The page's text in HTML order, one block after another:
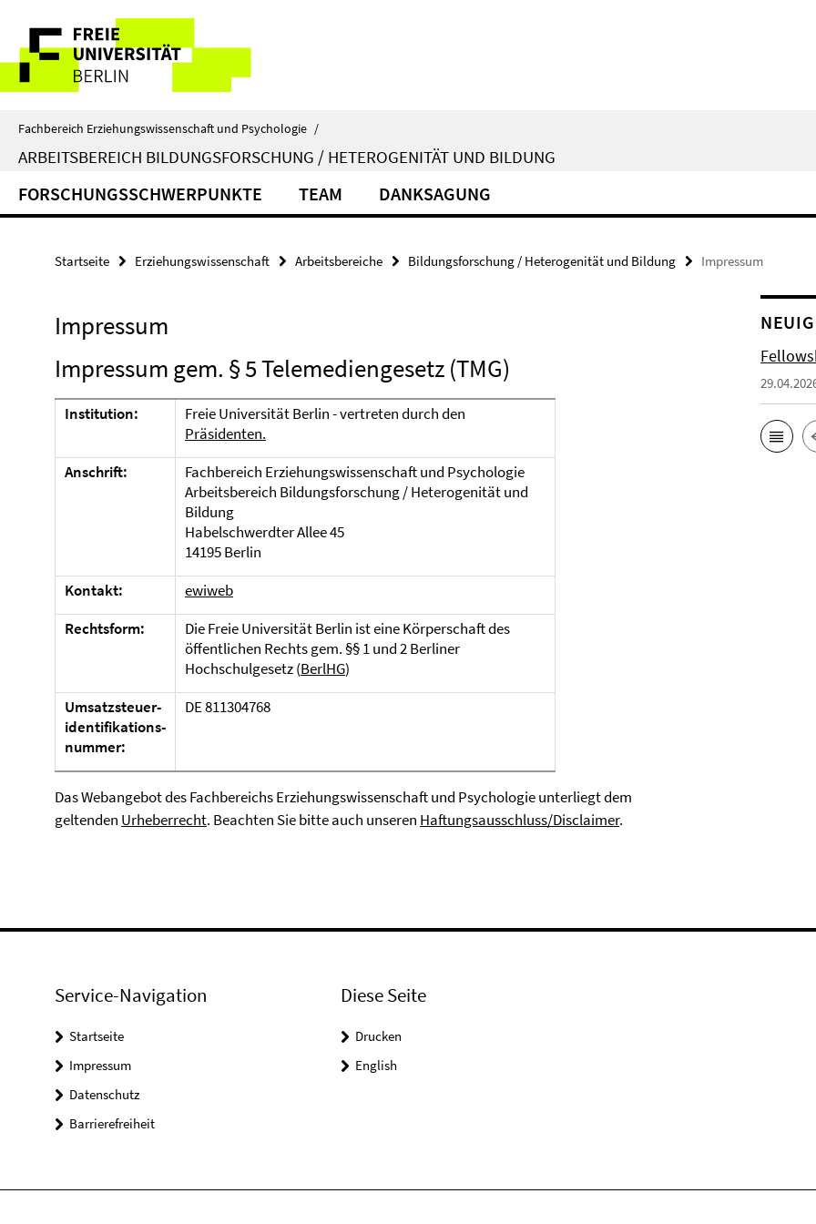
direkt
Inhalt
Service-
Navigation
Fachbereich Erziehungswissenschaft und Psychologie /
ARBEITSBEREICH BILDUNGSFORSCHUNG / HETEROGENITÄT UND BILDUNG
FORSCHUNGSSCHWERPUNKTE TEAM DANKSAGUNG
Startseite Erziehungswissenschaft Arbeitsbereiche Bildungsforschung / Heterogenität und Bildung Impressum
Impressum
Impressum gem. § 5 Telemediengesetz (TMG)
Institution:
Freie Universität Berlin - vertreten durch den
Präsidenten.
Anschrift:
Fachbereich Erziehungswissenschaft und Psychologie
Arbeitsbereich Bildungsforschung / Heterogenität und
Bildung
Habelschwerdter Allee 45
14195 Berlin
Kontakt:
ewiweb
Rechtsform:
Die Freie Universität Berlin ist eine Körperschaft des
öffentlichen Rechts gem. §§ 1 und 2 Berliner
Hochschulgesetz (BerlHG)
Umsatzsteuer-
identifikations-
nummer:
DE 811304768
Das Webangebot des Fachbereichs Erziehungswissenschaft und Psychologie unterliegt dem
geltenden Urheberrecht. Beachten Sie bitte auch unseren Haftungsausschluss/Disclaimer.
Service-Navigation
Startseite
Impressum
Datenschutz
Barrierefreiheit
Diese Seite
Drucken
English